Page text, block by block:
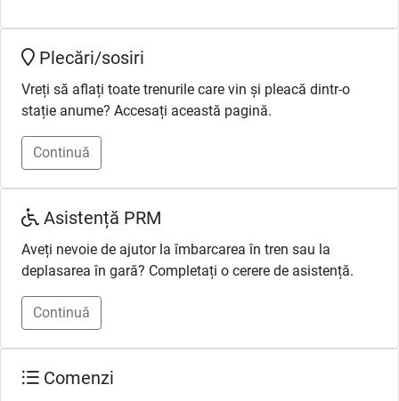
Plecări/sosiri
Vreți să aflați toate trenurile care vin și pleacă dintr-o
stație anume? Accesați această pagină.
Continuă
Asistență PRM
Aveți nevoie de ajutor la îmbarcarea în tren sau la
deplasarea în gară? Completați o cerere de asistență.
Continuă
Comenzi